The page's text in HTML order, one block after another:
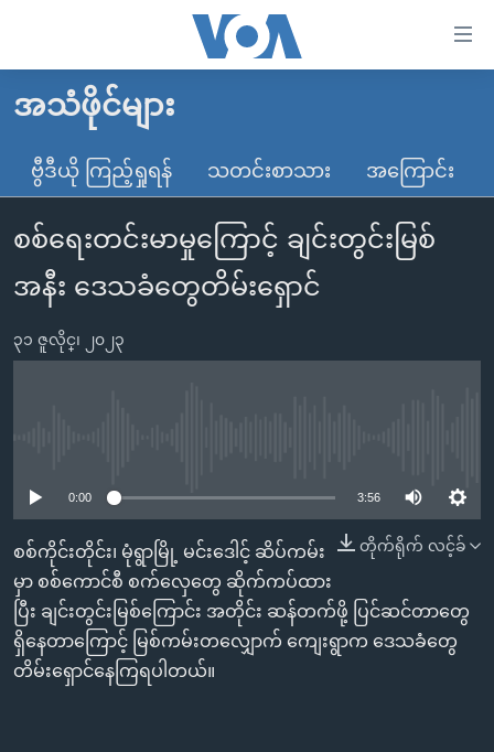
လွယ်ကူ
သည့်
Link
များ
ပင်မ
သို့
စာမျက်နှာ
သို့
ကျော်
ကြည့်
ရန်
မူလစာမျက်နှာ
မြန်မာ
ကမ္ဘာ့သတင်းများ
နိုင်ငံတကာ
အမေရိကန်
အစ္စရေး-ပါလက်စတိုင်း
ဗွီဒီယို
သတင်းလွတ်လပ်ခွင့်
ရပ်ဝန်းတခု လမ်းတခု အလွန်
အင်္ဂလိပ်စာလေ့လာမယ်
ဗွီအိုအေ လူမှုကွန်ယက်များ
အသံဖိုင်များ
ဗွီဒီယို ကြည့်ရှုရန် သတင်းစာသား အကြောင်း
စစ်ရေးတင်းမာမှုကြောင့် ချင်းတွင်းမြစ်
အနီး ဒေသခံတွေတိမ်းရှောင်
၃၁ ဇူလိုင္၊ ၂၀၂၃
0:00 3:56
တိုက်ရိုက် လင့်ခ်
စစ်ကိုင်းတိုင်း၊ မုံရွာမြို့ မင်းဒေါင့် ဆိပ်ကမ်း
မှာ စစ်ကောင်စီ စက်လှေတွေ ဆိုက်ကပ်ထား
ပြီး ချင်းတွင်းမြစ်ကြောင်း အတိုင်း ဆန်တက်ဖို့ ပြင်ဆင်တာတွေ
ရှိနေတာကြောင့် မြစ်ကမ်းတလျှောက် ကျေးရွာက ဒေသခံတွေ
တိမ်းရှောင်နေကြရပါတယ်။